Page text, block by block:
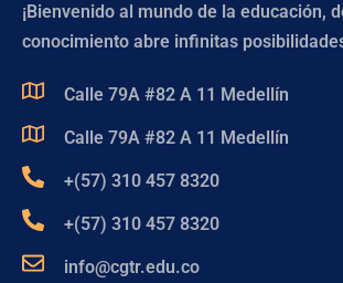
¡Bienvenido al mundo de la educación,
conocimiento abre infinitas
Calle 79A #82 A 11 Medellín
Calle 79A #82 A 11 Medellín
+(57) 310 457 8320
+(57) 310 457 8320
info@cgtr.edu.co